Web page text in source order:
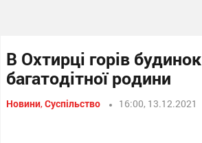
В Охтирці горів будинок
багатодітної родини
Новини,Суспільство 16:00, 13.12.2021